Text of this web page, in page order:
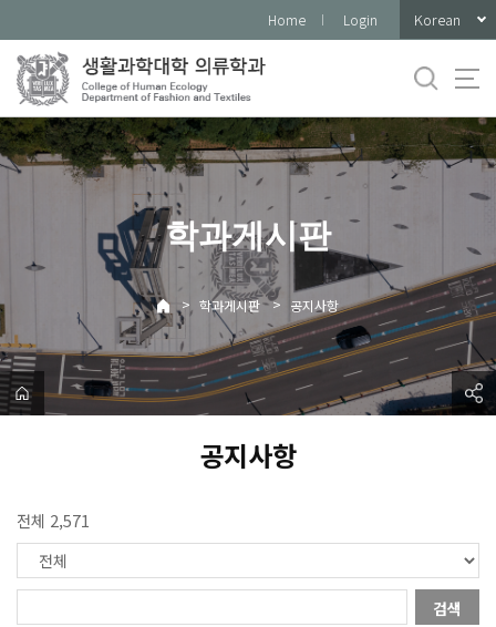
로
메
뉴
Home Login Korean
학과게시판
> 학과게시판 > 공지사항
공지사항
전체 2,571
검색